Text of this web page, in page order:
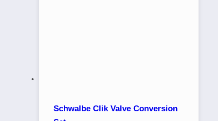
Schwalbe Clik Valve Conversion